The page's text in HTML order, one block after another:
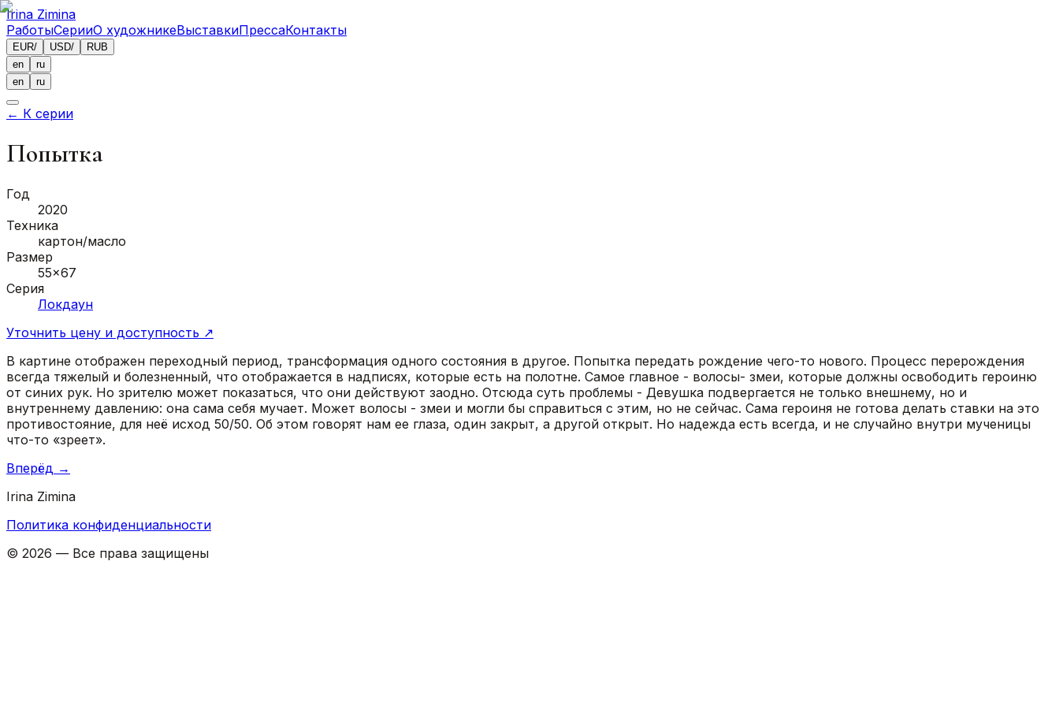
Irina Zimina
РаботыСерииО художникеВыставкиПрессаКонтакты
EUR/ USD/
RUB
en
ru
en
ru
← К серии
Попытка
Год
2020
Техника
картон/масло
Размер
55x67
Серия
Локдаун
Уточнить цену и доступность ↗
В картине отображен переходный период, трансформация одного состояния в другое. Попытка передать рождение чего-то нового. Процесс перерождения
всегда тяжелый и болезненный, что отображается в надписях, которые есть на полотне. Самое главное - волосы- змеи, которые должны освободить героиню
от синих рук. Но зрителю может показаться, что они действуют заодно. Отсюда суть проблемы - Девушка подвергается не только внешнему, но и
внутреннему давлению: она сама себя мучает. Может волосы - змеи и могли бы справиться с этим, но не сейчас. Сама героиня не готова делать ставки на это
противостояние, для неё исход 50/50. Об этом говорят нам ее глаза, один закрыт, а другой открыт. Но надежда есть всегда, и не случайно внутри мученицы
что-то «зреет».
Вперёд →
Irina Zimina
Политика конфиденциальности
© 2026 — Все права защищены